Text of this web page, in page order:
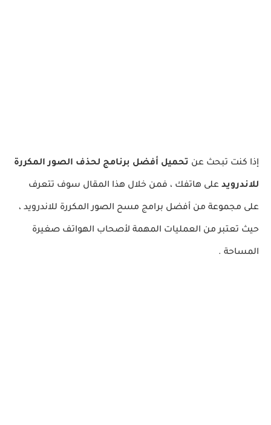
إذا كنت تبحث عن تحميل أفضل برنامج لحذف الصور المكررة
للاندرويد على هاتفك ، فمن خلال هذا المقال سوف تتعرف
على مجموعة من أفضل برامج مسح الصور المكررة للاندرويد ،
حيث تعتبر من العمليات المهمة لأصحاب الهواتف صغيرة
المساحة .